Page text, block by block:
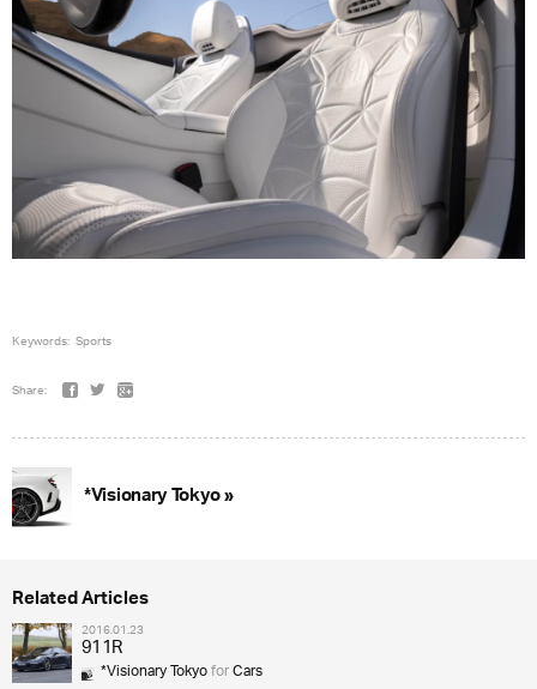
Keywords: Sports
Share:
*Visionary Tokyo »
Related Articles
2016.01.23
911R
*Visionary TokyoforCars